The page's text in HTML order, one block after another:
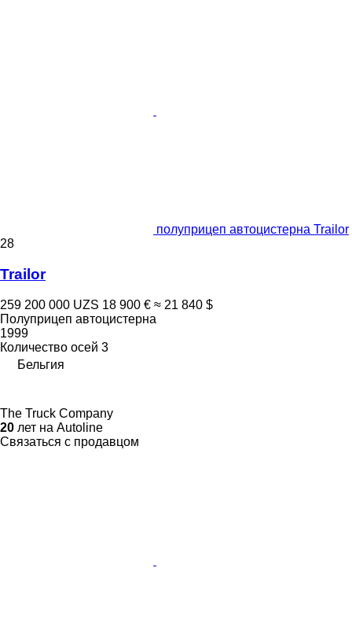
полуприцеп автоцистерна Trailor
28
Trailor
259 200 000 UZS 18 900 € ≈ 21 840 $
Полуприцеп автоцистерна
1999
Количество осей 3
Бельгия
The Truck Company
20 лет на Autoline
Связаться с продавцом